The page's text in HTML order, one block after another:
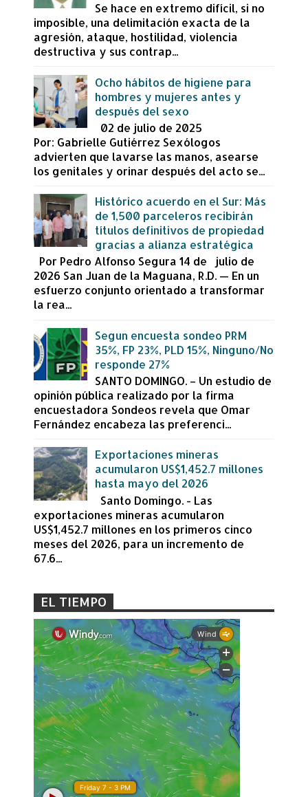
Se hace en extremo difícil, si no
imposible, una delimitación exacta de la
agresión, ataque, hostilidad, violencia
destructiva y sus contrap...
Ocho hábitos de higiene para
hombres y mujeres antes y
después del sexo
02 de julio de 2025
Por: Gabrielle Gutiérrez Sexólogos
advierten que lavarse las manos, asearse
los genitales y orinar después del acto se...
Histórico acuerdo en el Sur: Más
de 1,500 parceleros recibirán
títulos definitivos de propiedad
gracias a alianza estratégica
Por Pedro Alfonso Segura 14 de julio de
2026 San Juan de la Maguana, R.D. — En un
esfuerzo conjunto orientado a transformar
la rea...
Segun encuesta sondeo PRM
35%, FP 23%, PLD 15%, Ninguno/No
responde 27%
SANTO DOMINGO. – Un estudio de
opinión pública realizado por la firma
encuestadora Sondeos revela que Omar
Fernández encabeza las preferenci...
Exportaciones mineras
acumularon US$1,452.7 millones
hasta mayo del 2026
Santo Domingo. - Las
exportaciones mineras acumularon
US$1,452.7 millones en los primeros cinco
meses del 2026, para un incremento de
67.6...
EL TIEMPO